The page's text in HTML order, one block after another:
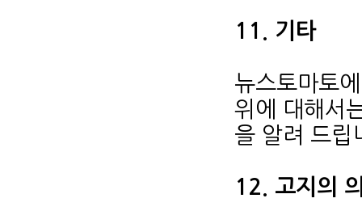
11. 기타
뉴스토마토
위에 대해서
을 알려 드립
12. 고지의